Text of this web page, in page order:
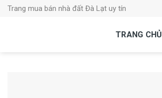
SkipTrang mua bán nhà đất Đà Lạt uy tín
TRANG CHỦ